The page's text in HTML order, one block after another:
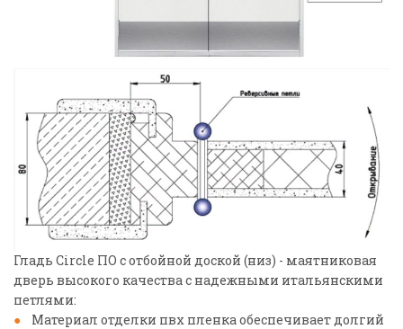
Гладь Circle ПО с отбойной доской (низ) - маятниковая
дверь высокого качества с надежными итальянскими
петлями:
Материал отделки пвх пленка обеспечивает долгий